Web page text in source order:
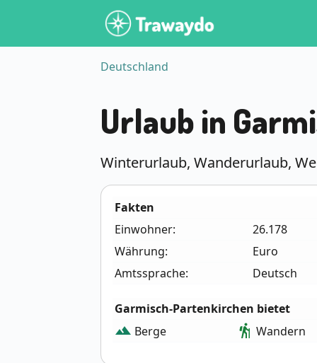
Deutschland
Urlaub in
Winterurlaub, Wanderurlaub,
Fakten
Einwohner:
26.178
Währung:
Euro
Amtssprache:
Deutsch
Garmisch-Partenkirchen bietet
landscape Berge hiking Wandern